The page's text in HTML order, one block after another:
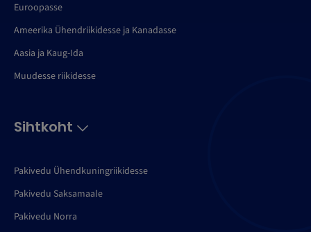
Euroopasse
Ameerika Ühendriikidesse ja Kanadasse
Aasia ja Kaug-Ida
Muudesse riikidesse
Sihtkoht
Pakivedu Ühendkuningriikidesse
Pakivedu Saksamaale
Pakivedu Norra